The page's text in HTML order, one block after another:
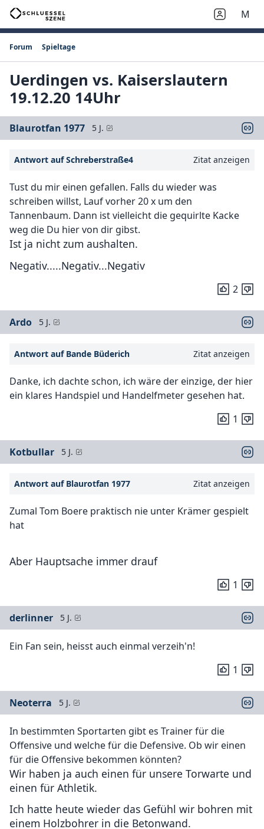
M
Forum Spieltage
Uerdingen vs. Kaiserslautern
19.12.20 14Uhr
Blaurotfan 1977 5 J.
Antwort auf Schreberstraße4 Zitat anzeigen
Tust du mir einen gefallen. Falls du wieder was
schreiben willst, Lauf vorher 20 x um den
Tannenbaum. Dann ist vielleicht die gequirlte Kacke
weg die Du hier von dir gibst.
Ist ja nicht zum aushalten.
Negativ.....Negativ...Negativ
2
Ardo 5 J.
Antwort auf Bande Büderich Zitat anzeigen
Danke, ich dachte schon, ich wäre der einzige, der hier
ein klares Handspiel und Handelfmeter gesehen hat.
1
Kotbullar 5 J.
Antwort auf Blaurotfan 1977 Zitat anzeigen
Zumal Tom Boere praktisch nie unter Krämer gespielt
hat
Aber Hauptsache immer drauf
1
derlinner 5 J.
Ein Fan sein, heisst auch einmal verzeih'n!
1
Neoterra 5 J.
In bestimmten Sportarten gibt es Trainer für die
Offensive und welche für die Defensive. Ob wir einen
für die Offensive bekommen könnten?
Wir haben ja auch einen für unsere Torwarte und
einen für Athletik.
Ich hatte heute wieder das Gefühl wir bohren mit
einem Holzbohrer in die Betonwand.